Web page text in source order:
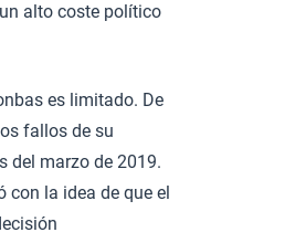
alto coste político
es limitado. De
fallos de su
del marzo de 2019.
con la idea de que el